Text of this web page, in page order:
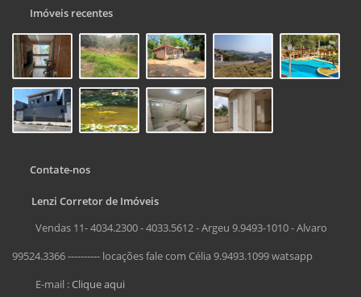
Imóveis recentes
Contate-nos
Lenzi Corretor de Imóveis
Vendas 11- 4034.2300 - 4033.5612 - Argeu 9.9493-1010 - Alvaro
99524.3366 ---------- locações fale com Célia 9.9493.1099 watsapp
E-mail :Clique aqui